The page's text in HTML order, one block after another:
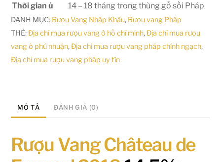
Thời gian ủ
14 – 18 tháng trong thùng gỗ sồi Pháp
DANH MỤC: Rượu Vang Nhập Khẩu, Rượu vang Pháp
THẺ:Địa chỉ mua rượu vang ở hồ chí minh,Địa chỉ mua rượu
vang ở phú nhuận,Địa chỉ mua rượu vang pháp chính ngạch,
Địa chỉ mua rượu vang pháp uy tín
MÔ TẢ ĐÁNH GIÁ (0)
Rượu Vang Château de